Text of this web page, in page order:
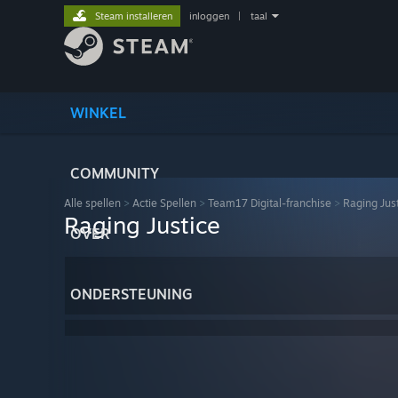
WINKEL
COMMUNITY
OVER
ONDERSTEUNING
Steam installeren inloggen taal
Alle spellen > Actie Spellen > Team17 Digital-franchise > Raging
Raging Justice